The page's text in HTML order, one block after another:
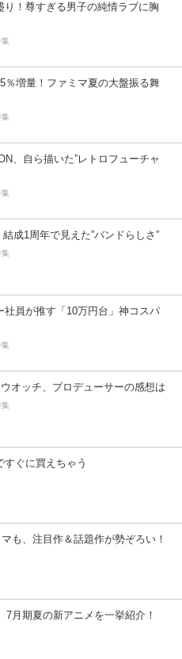
り！尊すぎる男子の純情ラブに胸
集
％増量！ファミマ夏の大盤振る舞
集
、自ら描いた”レトロフューチャ
集
成1周年で見えた”バンドらしさ”
集
社員が推す「10万円台」神コスパ
集
ウオッチ、プロデューサーの感想は
集
すぐに買えちゃう
も、注目作＆話題作が勢ぞろい！
7月期夏の新アニメを一挙紹介！